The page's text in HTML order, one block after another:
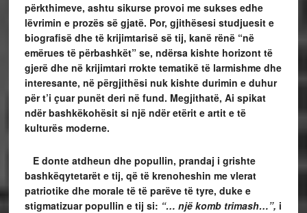
përkthimeve, ashtu sikurse provoi me sukses edhe
lëvrimin e prozës së gjatë. Por, gjithësesi studjuesit e
biografisë dhe të krijimtarisë së tij, kanë rënë “në
emërues të përbashkët” se, ndërsa kishte horizont të
gjerë dhe në krijimtari rrokte tematikë të larmishme dhe
interesante, në përgjithësi nuk kishte durimin e duhur
për t’i çuar punët deri në fund. Megjithatë, Ai spikat
ndër bashkëkohësit si një ndër etërit e artit e të
kulturës moderne.
E donte atdheun dhe popullin, prandaj i grishte
bashkëqytetarët e tij, që të krenoheshin me vlerat
patriotike dhe morale të të parëve të tyre, duke e
stigmatizuar popullin e tij si: “… një komb trimash…”, i